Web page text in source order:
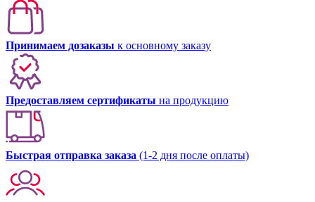
Принимаем дозаказы к основному заказу
Предоставляем сертификаты на продукцию
Быстрая отправка заказа (1-2 дня после оплаты)